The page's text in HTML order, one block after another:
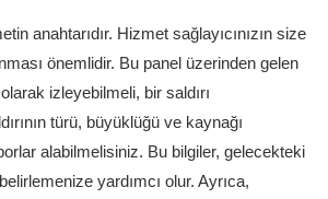
anahtarıdır. Hizmet sağlayıcınızın size
önemlidir. Bu panel üzerinden gelen
izleyebilmeli, bir saldırı
türü, büyüklüğü ve kaynağı
alabilmelisiniz. Bu bilgiler, gelecekteki
yardımcı olur. Ayrıca,